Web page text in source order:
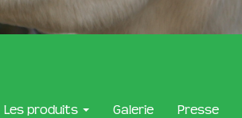
Les produits Galerie Presse